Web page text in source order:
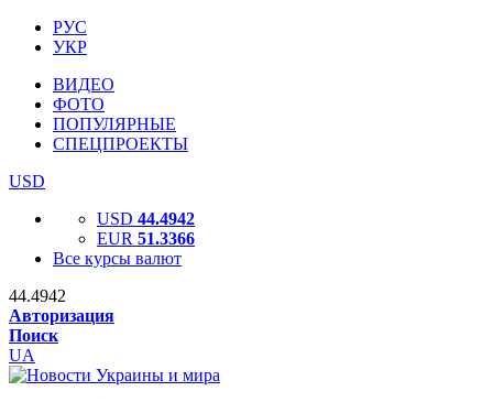
РУС
УКР
ВИДЕО
ФОТО
ПОПУЛЯРНЫЕ
СПЕЦПРОЕКТЫ
USD
USD 44.4942
EUR 51.3366
Все курсы валют
44.4942
Авторизация
Поиск
UA